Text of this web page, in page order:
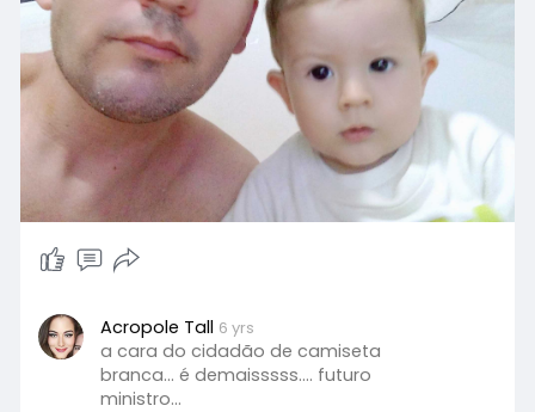
Acropole Tall 6 yrs
a cara do cidadão de camiseta
branca... é demaisssss.... futuro
ministro...